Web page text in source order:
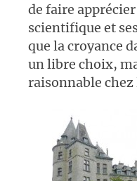
de faire
scientifique et
que la croyance
un libre choix,
raisonnable